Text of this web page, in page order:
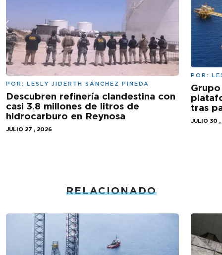
POR: LESLY JIDERTH SÁNCHEZ PINEDA
Descubren refinería clandestina con
casi 3.8 millones de litros de
hidrocarburo en Reynosa
JULIO 27 , 2026
POR:
tras
JULIO 30
RELACIONADO